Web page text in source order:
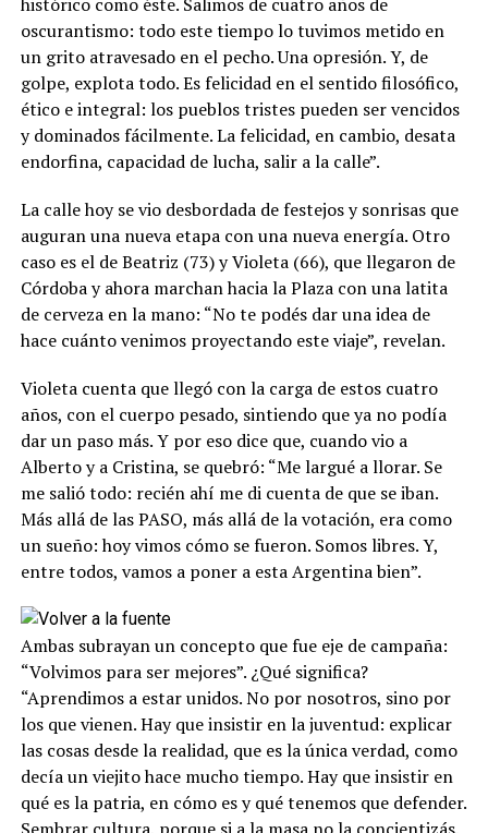
oscurantismo: todo este tiempo lo tuvimos metido en
un grito atravesado en el pecho. Una opresión. Y, de
golpe, explota todo. Es felicidad en el sentido filosófico,
ético e integral: los pueblos tristes pueden ser vencidos
y dominados fácilmente. La felicidad, en cambio, desata
endorfina, capacidad de lucha, salir a la calle”.
La calle hoy se vio desbordada de festejos y sonrisas que
auguran una nueva etapa con una nueva energía. Otro
caso es el de Beatriz (73) y Violeta (66), que llegaron de
Córdoba y ahora marchan hacia la Plaza con una latita
de cerveza en la mano: “No te podés dar una idea de
hace cuánto venimos proyectando este viaje”, revelan.
Violeta cuenta que llegó con la carga de estos cuatro
años, con el cuerpo pesado, sintiendo que ya no podía
dar un paso más. Y por eso dice que, cuando vio a
Alberto y a Cristina, se quebró: “Me largué a llorar. Se
me salió todo: recién ahí me di cuenta de que se iban.
Más allá de las PASO, más allá de la votación, era como
un sueño: hoy vimos cómo se fueron. Somos libres. Y,
entre todos, vamos a poner a esta Argentina bien”.
Ambas subrayan un concepto que fue eje de campaña:
“Volvimos para ser mejores”. ¿Qué significa?
“Aprendimos a estar unidos. No por nosotros, sino por
los que vienen. Hay que insistir en la juventud: explicar
las cosas desde la realidad, que es la única verdad, como
decía un viejito hace mucho tiempo. Hay que insistir en
qué es la patria, en cómo es y qué tenemos que defender.